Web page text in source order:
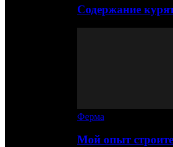
Содержание
Ферма
Мой опыт